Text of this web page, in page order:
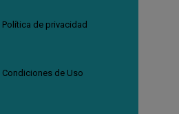
Política de privacidad
Condiciones de Uso